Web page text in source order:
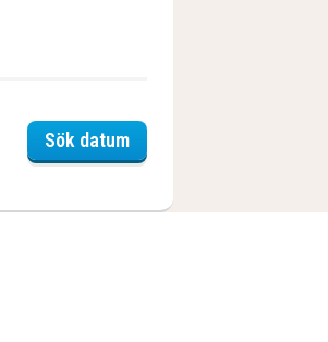
Sök datumHotel MorgenZeit -